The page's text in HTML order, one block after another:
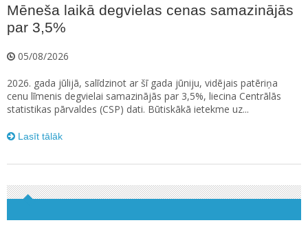
Mēneša laikā degvielas cenas samazinājās
par 3,5%
05/08/2026
2026. gada jūlijā, salīdzinot ar šī gada jūniju, vidējais patēriņa
cenu līmenis degvielai samazinājās par 3,5%, liecina Centrālās
statistikas pārvaldes (CSP) dati. Būtiskākā ietekme uz...
Lasīt tālāk